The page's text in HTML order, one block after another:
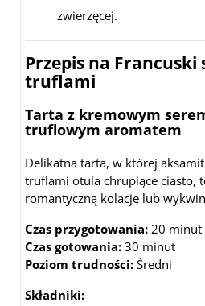
zwierzęcej.
Przepis na Francuski
truflami
Tarta z kremowym
truflowym aromatem
Delikatna tarta, w której
truflami otula chrupiące ciasto,
romantyczną kolację lub
Czas przygotowania: 20 minut
Czas gotowania: 30 minut
Poziom trudności: Średni
Składniki: